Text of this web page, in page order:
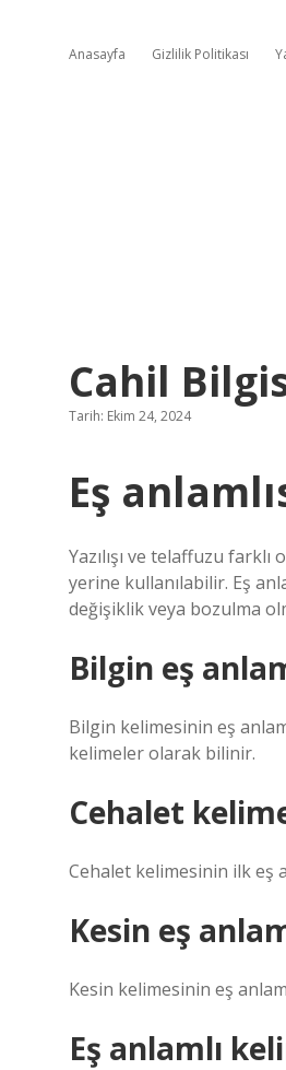
Anasayfa Gizlilik Politikası
Cahil
Tarih: Ekim 24, 2024
Eş
Yazılışı ve telaffuzu
yerine kullanılabilir. Eş
değişiklik veya bozulma
Bilgin eş
Bilgin kelimesinin eş
kelimeler olarak bilinir.
Cehalet
Cehalet kelimesinin ilk eş
Kesin eş
Kesin kelimesinin eş
Eş anlamlı